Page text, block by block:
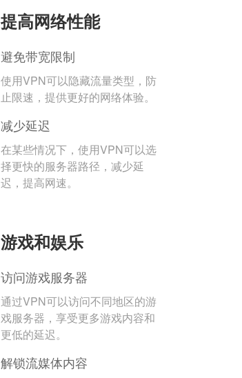
提高网络性能
避免带宽限制
使用VPN可以隐藏流量类型，防
止限速，提供更好的网络体验。
减少延迟
在某些情况下，使用VPN可以选
择更快的服务器路径，减少延
迟，提高网速。
游戏和娱乐
访问游戏服务器
通过VPN可以访问不同地区的游
戏服务器，享受更多游戏内容和
更低的延迟。
解锁流媒体内容